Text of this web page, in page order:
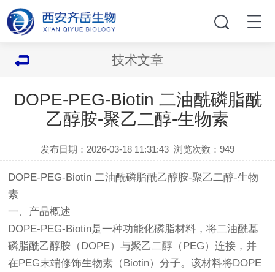
技术文章
DOPE-PEG-Biotin 二油酰磷脂酰
乙醇胺-聚乙二醇-生物素
发布日期：2026-03-18 11:31:43 浏览次数：949
DOPE-PEG-Biotin 二油酰磷脂酰乙醇胺-聚乙二醇-生物
素
一、产品概述
DOPE-PEG-Biotin是一种功能化磷脂材料，将二油酰基
磷脂酰乙醇胺（DOPE）与聚乙二醇（PEG）连接，并
在PEG末端修饰生物素（Biotin）分子。该材料将DOPE